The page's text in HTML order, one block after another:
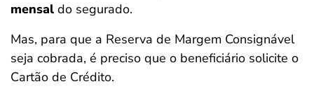
mensal do segurado.
Mas, para que a Reserva de Margem Consignável
seja cobrada, é preciso que o beneficiário solicite o
Cartão de Crédito.